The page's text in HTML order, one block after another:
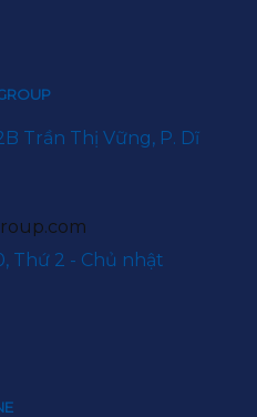
Trần Thị Vững, P. Dĩ
Thứ 2 - Chủ nhật